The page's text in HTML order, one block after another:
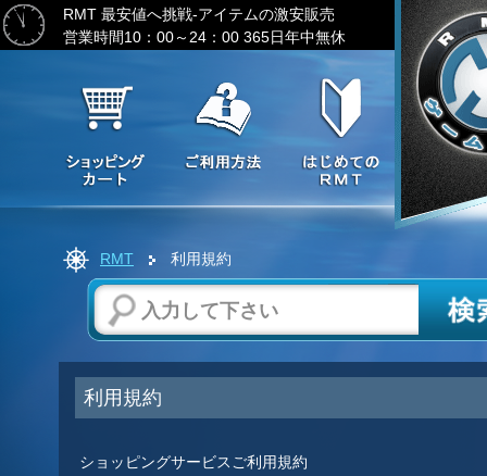
RMT 最安値へ挑戦-アイテムの激安販売
営業時間10：00～24：00 365日年中無休
RMT 利用規約
利用規約
ショッピングサービスご利用規約